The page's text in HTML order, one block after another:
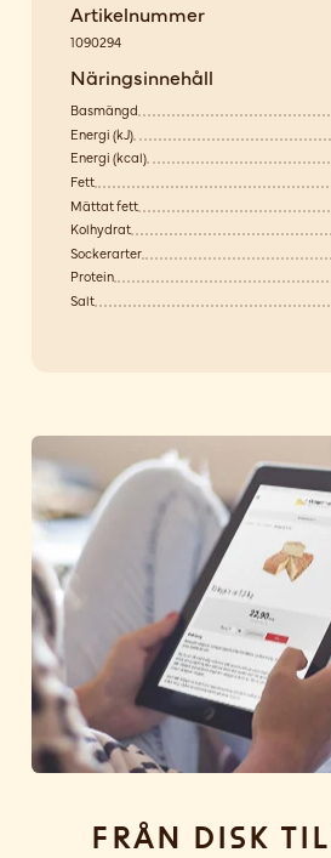
Artikelnummer
1090294
Näringsinnehåll
Basmängd
Energi (kJ)
Energi (kcal)
Fett
Mättat fett
Kolhydrat
Sockerarter
Protein
Salt
Från disk